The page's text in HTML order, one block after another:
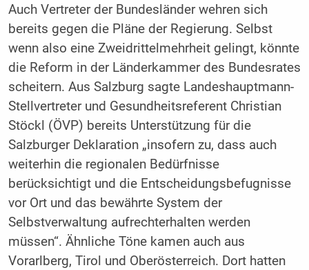
Auch Vertreter der Bundesländer wehren sich
bereits gegen die Pläne der Regierung. Selbst
wenn also eine Zweidrittelmehrheit gelingt, könnte
die Reform in der Länderkammer des Bundesrates
scheitern. Aus Salzburg sagte Landeshauptmann-
Stellvertreter und Gesundheitsreferent Christian
Stöckl (ÖVP) bereits Unterstützung für die
Salzburger Deklaration „insofern zu, dass auch
weiterhin die regionalen Bedürfnisse
berücksichtigt und die Entscheidungsbefugnisse
vor Ort und das bewährte System der
Selbstverwaltung aufrechterhalten werden
müssen“. Ähnliche Töne kamen auch aus
Vorarlberg, Tirol und Oberösterreich. Dort hatten